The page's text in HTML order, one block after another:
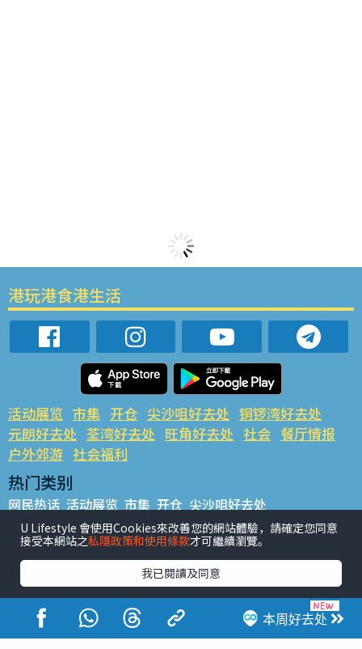
本周好去处
港玩港食港生活
活动展览 市集 开仓 尖沙咀好去处 铜锣湾好去处
元朗好去处 荃湾好去处 旺角好去处 社会 餐厅情报
户外郊游 社会福利
热门类别
网民热话 活动展览 市集 开仓 尖沙咀好去处
铜锣湾好去处 元朗好去处 荃湾好去处 旺角好去处 社会
餐厅情报 户外郊游
热门标签
#UGO揾好去处 #人气活动推介 #美食社群热话
#亲子玩乐好去处
#ULifestyle应用程式
#限时抢
#UJetso礼物放送
#ULifestyle商户中心 #著数 #网络热话
U Lifestyle 會使用Cookies來改善您的網站體驗，請確定您同意
接受本網站之私隱政策和使用條款才可繼續瀏覽。
我已閱讀及同意